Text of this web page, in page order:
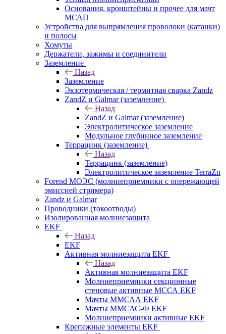
Основания, кронштейны и прочее для мачт
МСАП
Устройства для выпрямления проволоки (катанки)
и полосы
Хомуты
Держатели, зажимы и соединители
Заземление
Назад
Заземление
Экзотермическая / термитная сварка Zandz
ZandZ и Galmar (заземление)
Назад
ZandZ и Galmar (заземление)
Электролитическое заземление
Модульное глубинное заземление
Террацинк (заземление)
Назад
Террацинк (заземление)
Электролитическое заземление TerraZn
Forend МОЭС (молниеприемники с опережающей
эмиссией стримера)
Zandz и Galmar
Проводники (токоотводы)
Изолированная молниезащита
EKF
Назад
EKF
Активная молниезащита EKF
Назад
Активная молниезащита EKF
Молниеприемники секционные
стеновые активные МССА EKF
Мачты ММСАА EKF
Мачты ММСАС-Ф EKF
Молниеприемники активные EKF
Крепежные элементы EKF